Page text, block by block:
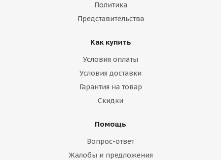
Политика
Представительства
Как купить
Условия оплаты
Условия доставки
Гарантия на товар
Скидки
Помощь
Вопрос-ответ
Жалобы и предложения